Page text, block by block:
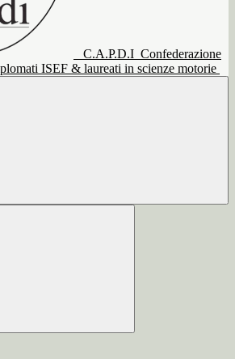
C.A.P.D.I Confederazione
ISEF & laureati in scienze motorie